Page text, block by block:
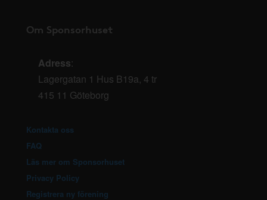
Om Sponsorhuset
Adress:
Lagergatan 1 Hus B19a, 4 tr
415 11 Göteborg
Kontakta oss
FAQ
Läs mer om Sponsorhuset
Privacy Policy
Registrera ny förening